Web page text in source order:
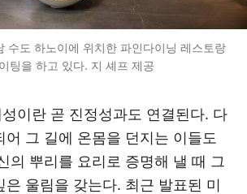
수도 하노이에 위치한 파인다이닝 레스토랑
팅을 하고 있다. 지 셰프 제공
이란 곧 진정성과도 연결된다. 다
어 그 길에 온몸을 던지는 이들도
의 뿌리를 요리로 증명해 낼 때 그
은 울림을 갖는다. 최근 발표된 미